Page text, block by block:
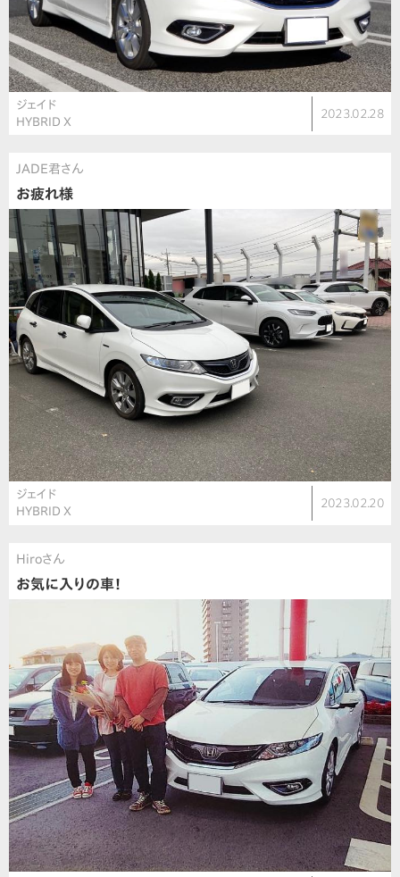
ジェイド
HYBRID X
2023.02.28
JADE君さん
お疲れ様
ジェイド
HYBRID X
2023.02.20
Hiroさん
お気に入りの車！